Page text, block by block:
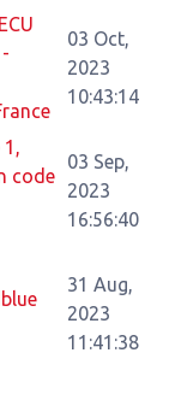
03 Oct,
2023
10:43:14
code
03 Sep,
2023
16:56:40
31 Aug,
2023
11:41:38